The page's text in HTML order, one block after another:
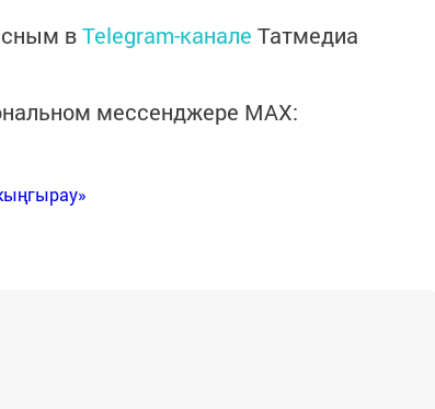
вTelegram-канале Татмедиа
мессенджере MАХ: